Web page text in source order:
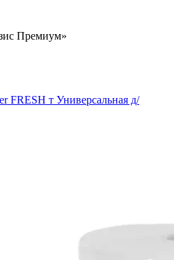
Премиум»
FRESH т Универсальная д/